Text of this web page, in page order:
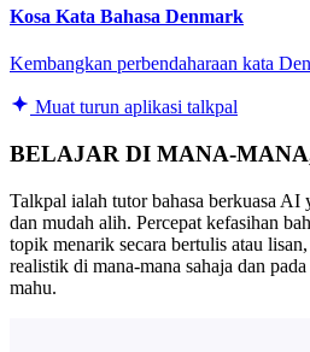
Kosa Kata Bahasa Denmark
Kembangkan perbendaharaan kata
Muat turun aplikasi talkpal
BELAJAR DI MANA-
Talkpal ialah tutor bahasa berkuasa
dan mudah alih. Percepat kefasihan
topik menarik secara bertulis atau
realistik di mana-mana sahaja dan
mahu.